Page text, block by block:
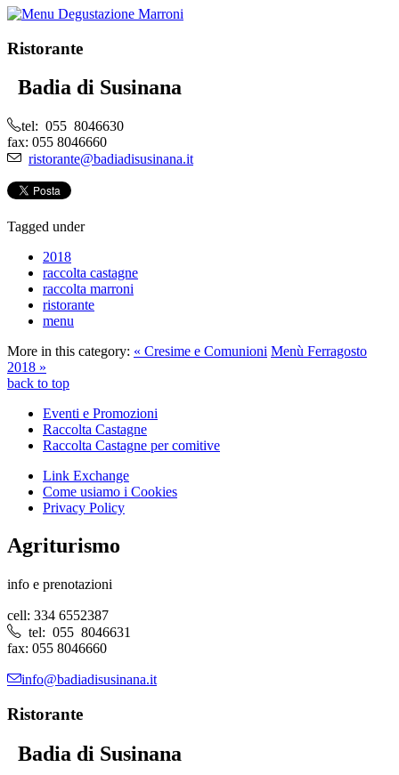
Ristorante
Badia di Susinana
tel: 055 8046630
fax: 055 8046660
ristorante@badiadisusinana.it
Tagged under
2018
raccolta castagne
raccolta marroni
ristorante
menu
More in this category: « Cresime e Comunioni Menù Ferragosto
2018 »
back to top
Eventi e Promozioni
Raccolta Castagne
Raccolta Castagne per comitive
Link Exchange
Come usiamo i Cookies
Privacy Policy
Agriturismo
info e prenotazioni
cell: 334 6552387
tel: 055 8046631
fax: 055 8046660
info@badiadisusinana.it
Ristorante
Badia di Susinana